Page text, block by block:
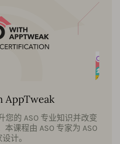
AppTweak
您的 ASO 专业知识并改变
课程由 ASO 专家为 ASO
计。